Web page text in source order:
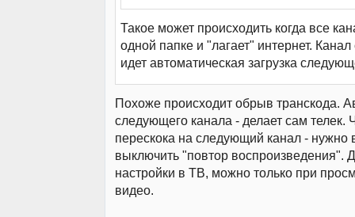
Такое может происходить когда все
одной папке и "лагает" интернет.
идет автоматическая загрузка
Похоже происходит обрыв транскода.
следующего канала - делает сам телек.
перескока на следующий канал - нужно
выключить "повтор воспроизведения".
настройки в ТВ, можно только при
видео.